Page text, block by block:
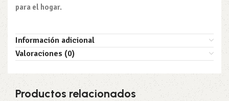
para el hogar.
Información adicional
Valoraciones (0)
Productos relacionados